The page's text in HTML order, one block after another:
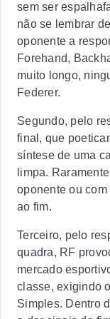
sem ser
não se lembrar
oponente a
Forehand,
muito longo,
Federer.
Segundo, pelo
final, que
síntese de uma
limpa.
oponente ou
ao fim.
Terceiro, pelo
quadra, RF
mercado
classe, exigindo
Simples. Dentro